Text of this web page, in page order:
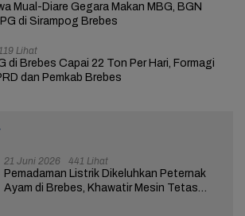
Mual-Diare Gegara Makan MBG, BGN
di Sirampog Brebes
Lihat
di Brebes Capai 22 Ton Per Hari, Formagi
dan Pemkab Brebes
21 Juni 2026 441 Lihat
Pemadaman Listrik Dikeluhkan Peternak
Ayam di Brebes, Khawatir Mesin Tetas